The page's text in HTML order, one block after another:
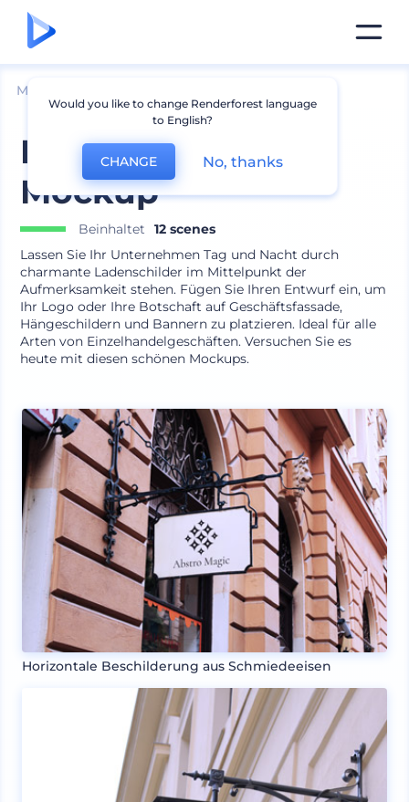
Mockups
Fassadenschild
Mockup
Beinhaltet
12 scenes
Lassen Sie Ihr Unternehmen Tag und Nacht durch
charmante Ladenschilder im Mittelpunkt der
Aufmerksamkeit stehen. Fügen Sie Ihren Entwurf ein, um
Ihr Logo oder Ihre Botschaft auf Geschäftsfassade,
Hängeschildern und Bannern zu platzieren. Ideal für alle
Arten von Einzelhandelgeschäften. Versuchen Sie es
heute mit diesen schönen Mockups.
Horizontale Beschilderung aus Schmiedeeisen
Would you like to change Renderforest language
to English?
CHANGE No, thanks